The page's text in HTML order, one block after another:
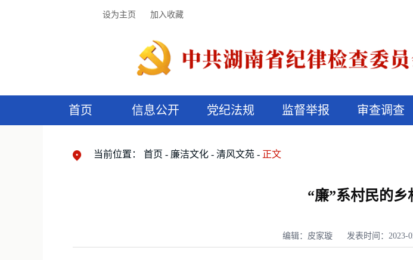
设为主页 加入收藏
首页 信息公开 党纪法规 监督举报 审查调查
当前位置： 首页 廉洁文化 清风文苑 正文
“廉”系村民的乡
编辑：皮家璇 发表时间：2023-